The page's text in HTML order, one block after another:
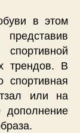
в этом
трендов. В
или на
дополнение